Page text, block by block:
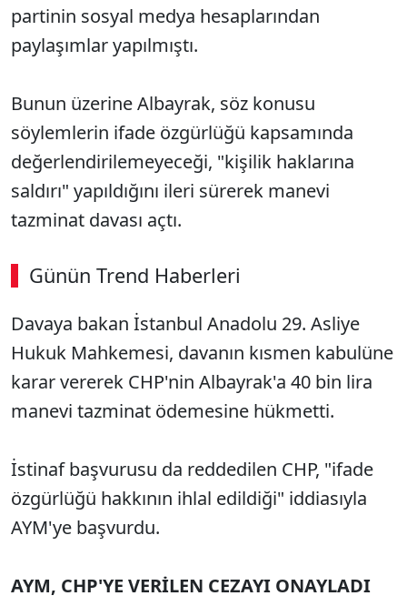
partinin sosyal medya hesaplarından
paylaşımlar yapılmıştı.
Bunun üzerine Albayrak, söz konusu
söylemlerin ifade özgürlüğü kapsamında
değerlendirilemeyeceği, "kişilik haklarına
saldırı" yapıldığını ileri sürerek manevi
tazminat davası açtı.
Günün Trend Haberleri
Davaya bakan İstanbul Anadolu 29. Asliye
Hukuk Mahkemesi, davanın kısmen kabulüne
karar vererek CHP'nin Albayrak'a 40 bin lira
manevi tazminat ödemesine hükmetti.
İstinaf başvurusu da reddedilen CHP, "ifade
özgürlüğü hakkının ihlal edildiği" iddiasıyla
AYM'ye başvurdu.
AYM, CHP'YE VERİLEN CEZAYI ONAYLADI